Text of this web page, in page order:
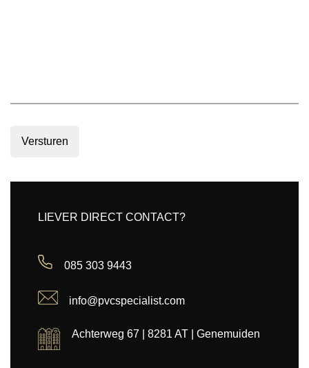
Versturen
LIEVER DIRECT CONTACT?
085 303 9443
info@pvcspecialist.com
Achterweg 67 | 8281 AT | Genemuiden